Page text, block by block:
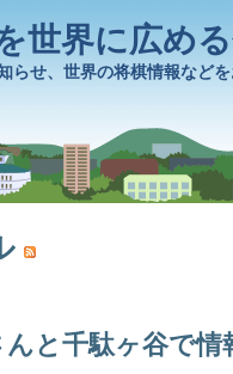
世界に広め
らせ、世界の将棋情報などを
と千駄ヶ谷で情